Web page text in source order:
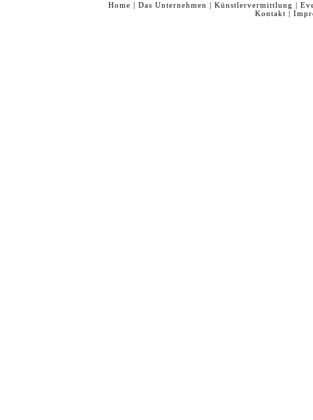
Home | Das Unternehmen | Künstlervermittlung |
Kontakt |